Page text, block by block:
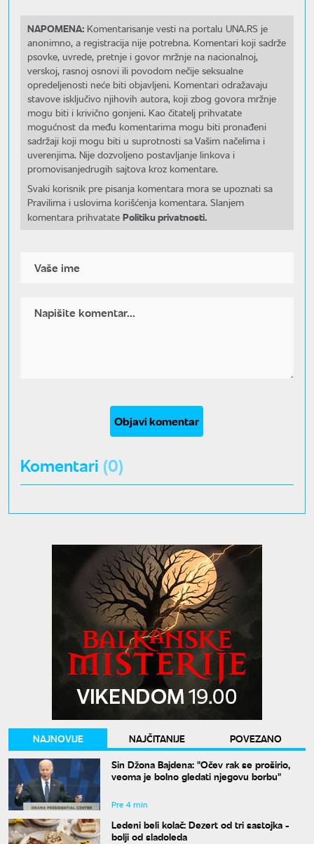
NAPOMENA: Komentarisanje vesti na portalu UNA.RS je
anonimno, a registracija nije potrebna. Komentari koji sadrže
psovke, uvrede, pretnje i govor mržnje na nacionalnoj,
verskoj, rasnoj osnovi ili povodom nečije seksualne
opredeljenosti neće biti objavljeni. Komentari odražavaju
stavove isključivo njihovih autora, koji zbog govora mržnje
mogu biti i krivično gonjeni. Kao čitatelj prihvatate
mogućnost da među komentarima mogu biti pronađeni
sadržaji koji mogu biti u suprotnosti sa Vašim načelima i
uverenjima. Nije dozvoljeno postavljanje linkova i
promovisanjedrugih sajtova kroz komentare.
Svaki korisnik pre pisanja komentara mora se upoznati sa
Pravilima i uslovima korišćenja komentara. Slanjem
komentara prihvatate Politiku privatnosti.
Objavi komentar
Komentari (0)
NAJNOVIJE NAJČITANIJE
POVEZANO
Sin Džona Bajdena: "Očev rak se proširio,
veoma je bolno gledati njegovu borbu"
Pre 4 min
Ledeni beli kolač: Dezert od tri sastojka -
bolji od sladoleda